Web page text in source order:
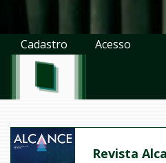
Cadastro Acesso
Revista